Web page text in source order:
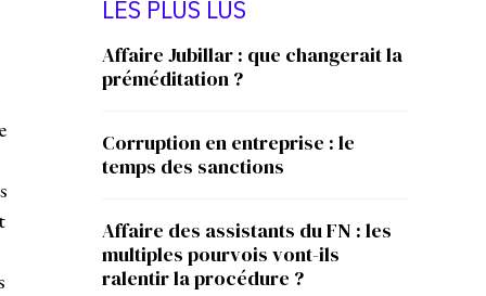
LES PLUS LUS
Affaire Jubillar : que changerait la
préméditation ?
Corruption en entreprise : le
temps des sanctions
Affaire des assistants du FN : les
multiples pourvois vont-ils
ralentir la procédure ?